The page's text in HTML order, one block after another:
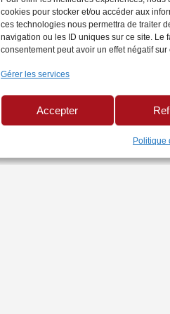
cookies pour stocker et/ou accéder aux
ces technologies nous permettra de traiter
navigation ou les ID uniques sur ce site. Le
consentement peut avoir un effet négatif
Gérer les services
Accepter
Politique